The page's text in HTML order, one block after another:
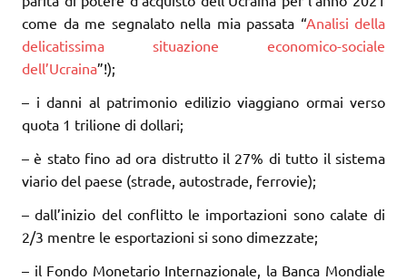
come da me segnalato nella mia passata “Analisi della
delicatissima situazione economico-sociale
dell’Ucraina”!);
– i danni al patrimonio edilizio viaggiano ormai verso
quota 1 trilione di dollari;
– è stato fino ad ora distrutto il 27% di tutto il sistema
viario del paese (strade, autostrade, ferrovie);
– dall’inizio del conflitto le importazioni sono calate di
2/3 mentre le esportazioni si sono dimezzate;
– il Fondo Monetario Internazionale, la Banca Mondiale